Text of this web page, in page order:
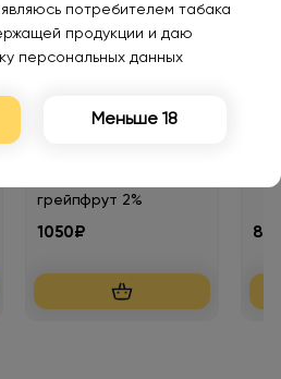
грейпфрут 2%
1050₽
потребителем табака
продукции и даю
персональных данных
Меньше 18